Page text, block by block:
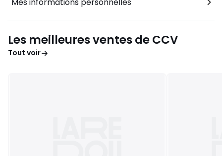
Les meilleures ventes de CCV
Tout voir